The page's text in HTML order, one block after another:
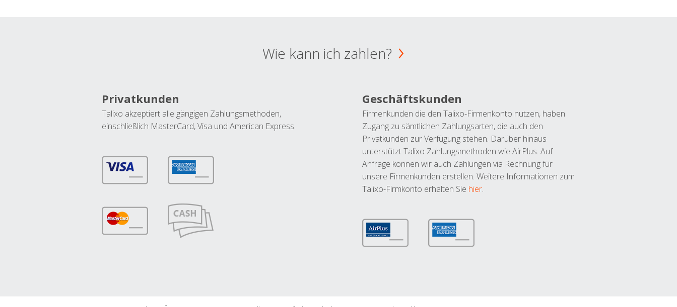
Wie kann ich zahlen?
Privatkunden
Talixo akzeptiert alle gängigen Zahlungsmethoden,
einschließlich MasterCard, Visa und American Express.
Geschäftskunden
Firmenkunden die den Talixo-Firmenkonto nutzen, haben
Zugang zu sämtlichen Zahlungsarten, die auch den
Privatkunden zur Verfügung stehen. Darüber hinaus
unterstützt Talixo Zahlungsmethoden wie AirPlus. Auf
Anfrage können wir auch Zahlungen via Rechnung für
unsere Firmenkunden erstellen. Weitere Informationen zum
Talixo-Firmkonto erhalten Sie hier.